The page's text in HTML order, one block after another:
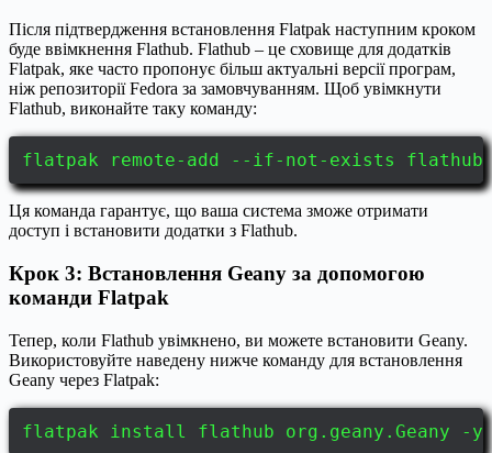
Після підтвердження встановлення Flatpak наступним кроком
буде ввімкнення Flathub. Flathub – це сховище для додатків
Flatpak, яке часто пропонує більш актуальні версії програм,
ніж репозиторії Fedora за замовчуванням. Щоб увімкнути
Flathub, виконайте таку команду:
flatpak remote-add --if-not-exists
Ця команда гарантує, що ваша система зможе отримати
доступ і встановити додатки з Flathub.
Крок 3: Встановлення Geany за допомогою
команди Flatpak
Тепер, коли Flathub увімкнено, ви можете встановити Geany.
Використовуйте наведену нижче команду для встановлення
Geany через Flatpak:
flatpak install flathub org.geany.Geany -y